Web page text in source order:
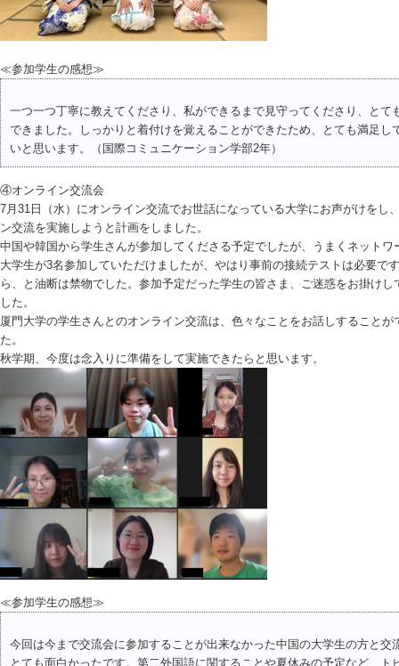
≪参加学生の感想≫
一つ一つ丁寧に教えてくださり、私ができるまで見守ってくださり、とて
できました。しっかりと着付けを覚えることができたため、とても満足し
いと思います。（国際コミュニケーション学部2年）
④オンライン交流会
7月31日（水）にオンライン交流でお世話になっている大学にお声がけをし
ン交流を実施しようと計画をしました。
中国や韓国から学生さんが参加してくださる予定でしたが、うまくネット
大学生が3名参加していただけましたが、やはり事前の接続テストは必要で
ら、と油断は禁物でした。参加予定だった学生の皆さま、ご迷惑をお掛け
した。
厦門大学の学生さんとのオンライン交流は、色々なことをお話しすること
た。
秋学期、今度は念入りに準備をして実施できたらと思います。
≪参加学生の感想≫
今回は今まで交流会に参加することが出来なかった中国の大学生の方と交
とても面白かったです。第二外国語に関することや夏休みの予定など、ト